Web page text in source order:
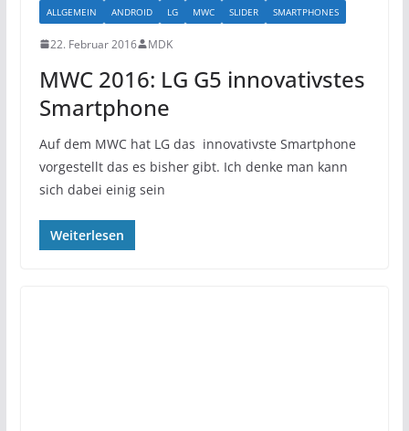
ALLGEMEIN ANDROID LG MWC SLIDER SMARTPHONES
22. Februar 2016 MDK
MWC 2016: LG G5 innovativstes
Smartphone
Auf dem MWC hat LG das innovativste Smartphone
vorgestellt das es bisher gibt. Ich denke man kann
sich dabei einig sein
Weiterlesen